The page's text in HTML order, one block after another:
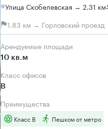
Улица Скобелевская → 2.31 км
1.83 км → Горловский проезд
Арендуемые площади
10 кв.м
Класс офисов
B
Преимущества
Класс B Пешком от метро